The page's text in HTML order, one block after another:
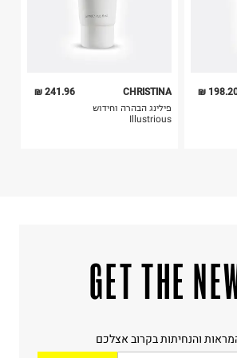
241.96 ₪
CHRISTINA
פילינג הבהרה וחידוש
Illustrious
198.20
והנחיתות בקרוב אצלכם